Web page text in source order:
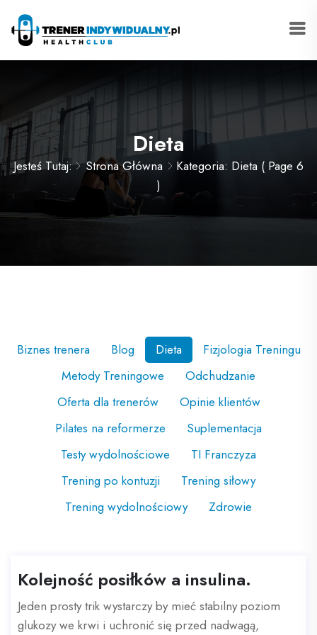
Dieta
Jesteś Tutaj: Strona Główna Kategoria: Dieta ( Page 6
)
Biznes trenera Blog Dieta
Fizjologia Treningu
Metody Treningowe
Odchudzanie
Oferta dla trenerów
Opinie klientów
Pilates na reformerze
Suplementacja
Testy wydolnościowe
TI Franczyza
Trening po kontuzji
Trening siłowy
Trening wydolnościowy
Zdrowie
Kolejność posiłków a insulina.
Jeden prosty trik wystarczy by mieć stabilny poziom
glukozy we krwi i uchronić się przed nadwagą,